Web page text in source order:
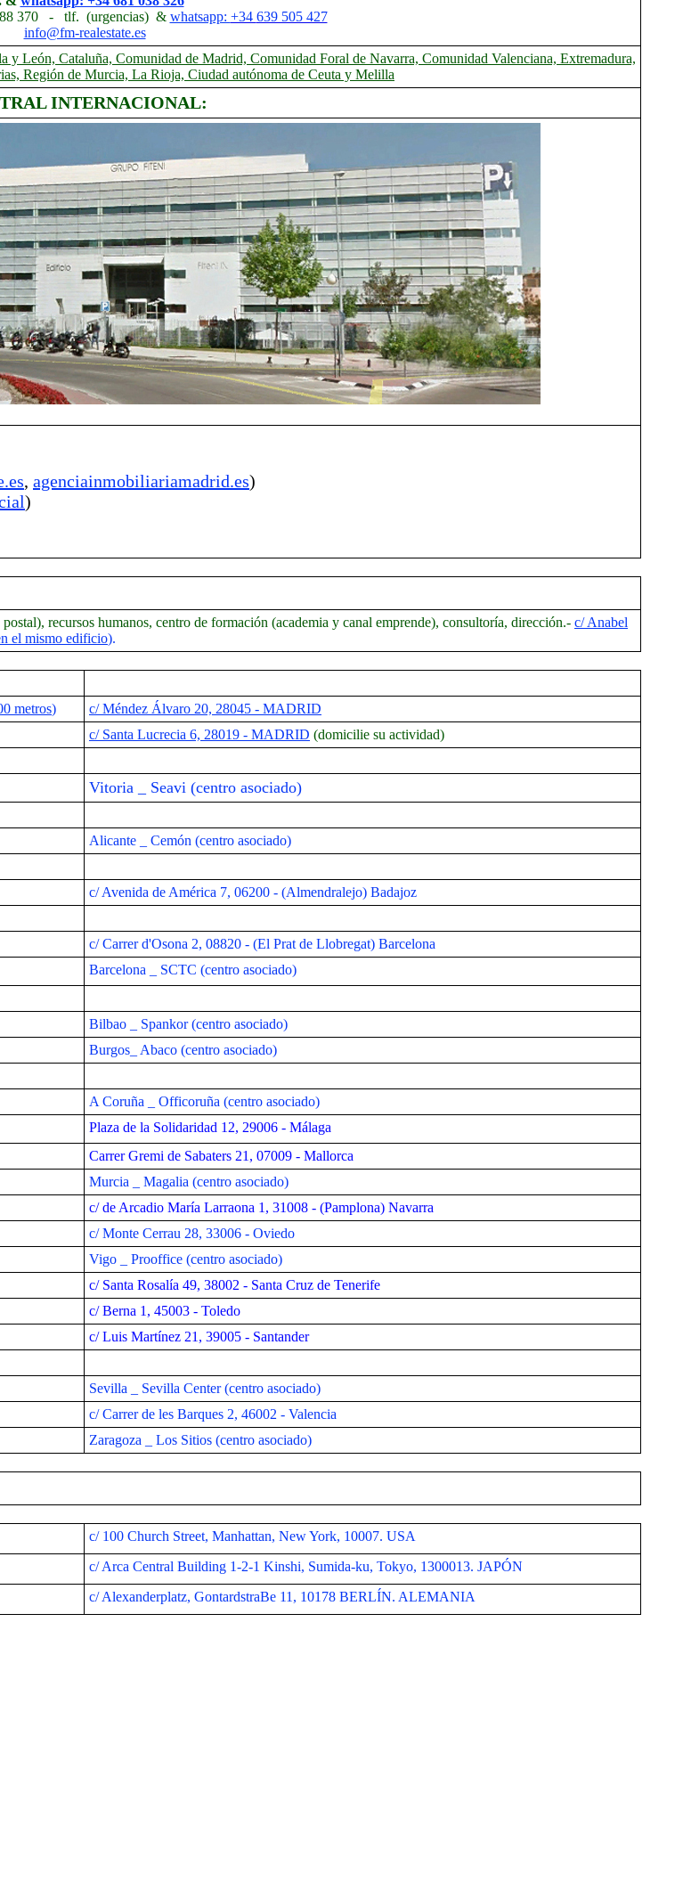
370 - tlf. (urgencias) & whatsapp: +34 639 505 427
info@fm-realestate.es
León, Cataluña, Comunidad de Madrid, Comunidad Foral de Navarra, Comunidad Valenciana, Extremadura,
Región de Murcia, La Rioja, Ciudad autónoma de Ceuta y Melilla
INTERNACIONAL:
, agenciainmobiliariamadrid.es)
)
recursos humanos, centro de formación (academia y canal emprende), consultoría, dirección.- c/ Anabel
el mismo edificio).
metros)
c/ Méndez Álvaro 20, 28045 - MADRID
c/ Santa Lucrecia 6, 28019 - MADRID (domicilie su actividad)
Vitoria _ Seavi (centro asociado)
Alicante _ Cemón (centro asociado)
c/ Avenida de América 7, 06200 - (Almendralejo) Badajoz
c/ Carrer d'Osona 2, 08820 - (El Prat de Llobregat) Barcelona
Barcelona _ SCTC (centro asociado)
Bilbao _ Spankor (centro asociado)
Burgos_ Abaco (centro asociado)
A Coruña _ Officoruña (centro asociado)
Plaza de la Solidaridad 12, 29006 - Málaga
Carrer Gremi de Sabaters 21, 07009 - Mallorca
Murcia _ Magalia (centro asociado)
c/ de Arcadio María Larraona 1, 31008 - (Pamplona) Navarra
c/ Monte Cerrau 28, 33006 - Oviedo
Vigo _ Prooffice (centro asociado)
c/ Santa Rosalía 49, 38002 - Santa Cruz de Tenerife
c/ Berna 1, 45003 - Toledo
c/ Luis Martínez 21, 39005 - Santander
Sevilla _ Sevilla Center (centro asociado)
c/Carrer de les Barques 2, 46002 - Valencia
Zaragoza _ Los Sitios (centro asociado)
c/ 100 Church Street, Manhattan, New York, 10007. USA
c/ Arca Central Building 1-2-1 Kinshi, Sumida-ku, Tokyo, 1300013. JAPÓN
c/ Alexanderplatz, GontardstraBe 11, 10178 BERLÍN. ALEMANIA